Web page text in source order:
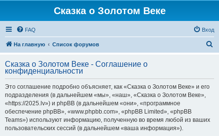
Сказка о Золотом Веке
FAQ Вход
На главную Список форумов
с
Сказка о Золотом Веке - Соглашение о
конфиденциальности
Это соглашение подробно объясняет, как «Сказка о Золотом Веке» и его
подразделения (в дальнейшем «мы», «наш», «Сказка о Золотом Веке»,
«https://2025.lv») и phpBB (в дальнейшем «они», «программное
обеспечение phpBB», «www.phpbb.com», «phpBB Limited», «phpBB
Teams») используют информацию, полученную во время любой из ваших
пользовательских сессий (в дальнейшем «ваша информация»).